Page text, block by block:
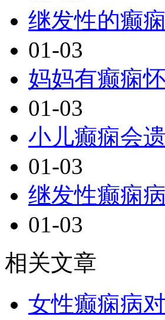
继发性的癫
01-03
妈妈有癫痫
01-03
小儿癫痫会
01-03
继发性癫痫
01-03
相关文章
女性癫痫病